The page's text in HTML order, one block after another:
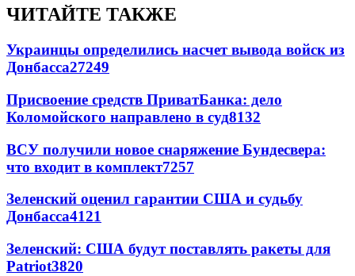
ЧИТАЙТЕ ТАКЖЕ
Украинцы определились насчет вывода войск из
Донбасса27249
Присвоение средств ПриватБанка: дело
Коломойского направлено в суд8132
ВСУ получили новое снаряжение Бундесвера:
что входит в комплект7257
Зеленский оценил гарантии США и судьбу
Донбасса4121
Зеленский: США будут поставлять ракеты для
Patriot3820